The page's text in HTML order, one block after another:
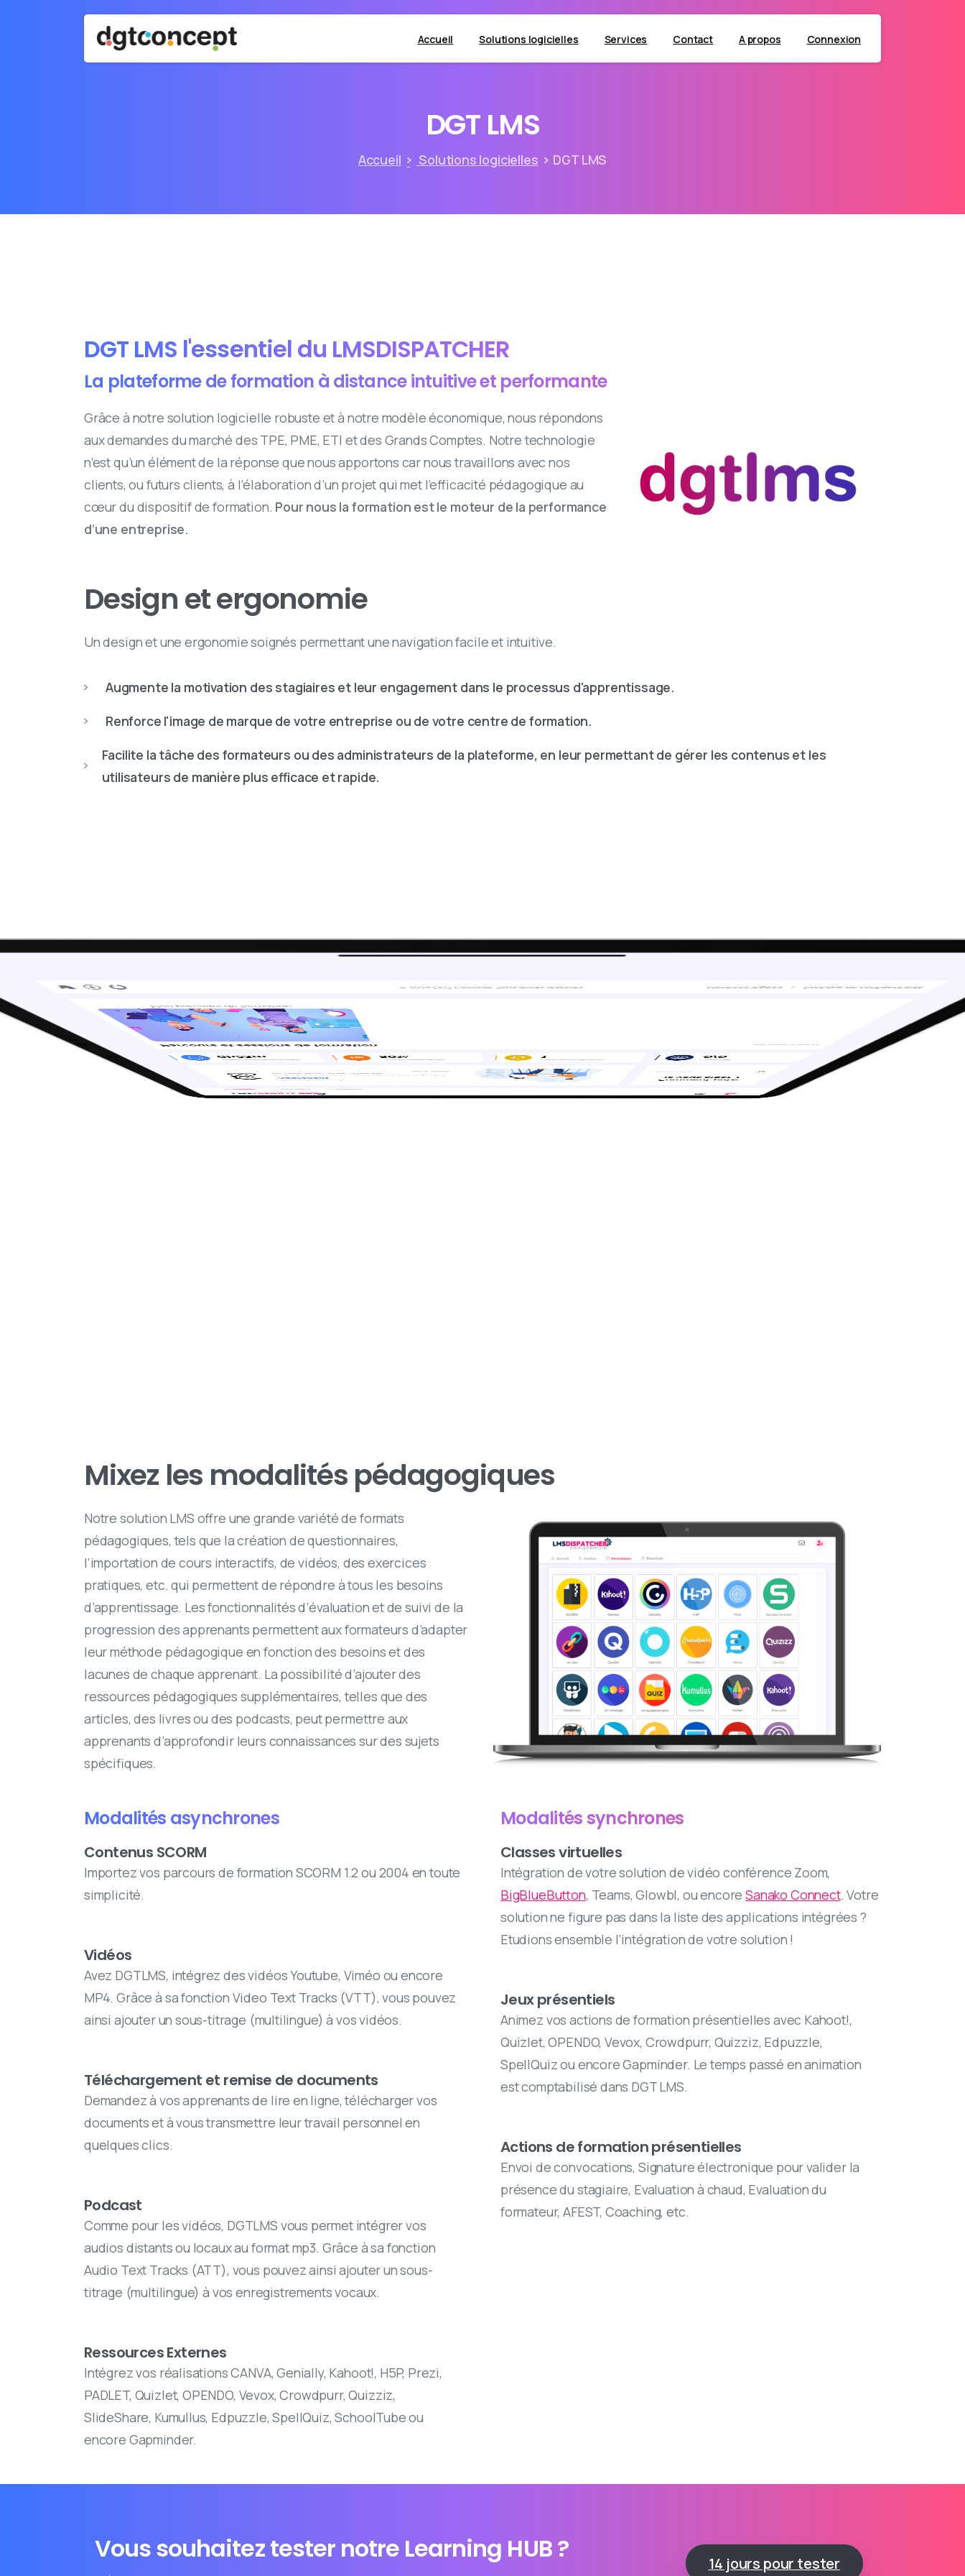
Accueil Solutions logicielles Services Contact A propos Connexion
DGTLMS
Accueil Solutions logicielles DGT LMS
DGT LMS l'essentiel du LMSDISPATCHER
La plateforme de formation à distance intuitive et performante
Grâce à notre solution logicielle robuste et à notre modèle économique, nous répondons
aux demandes du marché des TPE, PME, ETI et des Grands Comptes. Notre technologie
n’est qu’un élément de la réponse que nous apportons car nous travaillons avec nos
clients, ou futurs clients, à l’élaboration d’un projet qui met l’efficacité pédagogique au
cœur du dispositif de formation. Pour nous la formation est le moteur de la performance
d’une entreprise.
Design et ergonomie
Un design et une ergonomie soignés permettant une navigation facile et intuitive.
Augmente la motivation des stagiaires et leur engagement dans le processus d'apprentissage.
Renforce l'image de marque de votre entreprise ou de votre centre de formation.
Facilite la tâche des formateurs ou des administrateurs de la plateforme, en leur permettant de gérer les contenus et les
utilisateurs de manière plus efficace et rapide.
Mixez les modalités pédagogiques
Notre solution LMS offre une grande variété de formats
pédagogiques, tels que la création de questionnaires,
l’importation de cours interactifs, de vidéos, des exercices
pratiques, etc. qui permettent de répondre à tous les besoins
d’apprentissage. Les fonctionnalités d’évaluation et de suivi de la
progression des apprenants permettent aux formateurs d’adapter
leur méthode pédagogique en fonction des besoins et des
lacunes de chaque apprenant. La possibilité d’ajouter des
ressources pédagogiques supplémentaires, telles que des
articles, des livres ou des podcasts, peut permettre aux
apprenants d’approfondir leurs connaissances sur des sujets
spécifiques.
Modalités asynchrones
Contenus SCORM
Importez vos parcours de formation SCORM 1.2 ou 2004 en toute
simplicité.
Vidéos
Avez DGTLMS, intégrez des vidéos Youtube, Viméo ou encore
MP4. Grâce à sa fonction Video Text Tracks (VTT), vous pouvez
ainsi ajouter un sous-titrage (multilingue) à vos vidéos.
Téléchargement et remise de documents
Demandez à vos apprenants de lire en ligne, télécharger vos
documents et à vous transmettre leur travail personnel en
quelques clics.
Podcast
Comme pour les vidéos, DGTLMS vous permet intégrer vos
audios distants ou locaux au format mp3. Grâce à sa fonction
Audio Text Tracks (ATT), vous pouvez ainsi ajouter un sous-
titrage (multilingue) à vos enregistrements vocaux.
Ressources Externes
Intégrez vos réalisations CANVA, Genially, Kahoot!, H5P, Prezi,
PADLET, Quizlet, OPENDO, Vevox, Crowdpurr, Quizziz,
SlideShare, Kumullus, Edpuzzle, SpellQuiz, SchoolTube ou
encore Gapminder.
Modalités synchrones
Classes virtuelles
Intégration de votre solution de vidéo conférence Zoom,
BigBlueButton, Teams, Glowbl, ou encoreSanako Connect. Votre
solution ne figure pas dans la liste des applications intégrées ?
Etudions ensemble l’intégration de votre solution !
Jeux présentiels
Animez vos actions de formation présentielles avec Kahoot!,
Quizlet, OPENDO, Vevox, Crowdpurr, Quizziz, Edpuzzle,
SpellQuiz ou encore Gapminder. Le temps passé en animation
est comptabilisé dans DGT LMS.
Actions de formation présentielles
Envoi de convocations, Signature électronique pour valider la
présence du stagiaire, Evaluation à chaud, Evaluation du
formateur, AFEST, Coaching, etc.
Vous souhaitez tester notre Learning HUB ? 14 jours pour tester